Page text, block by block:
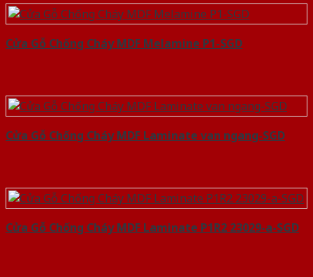
Cửa Gỗ Chống Cháy MDF Melamine P1-SGD
Cửa Gỗ Chống Cháy MDF Laminate van ngang-SGD
Cửa Gỗ Chống Cháy MDF Laminate P1R2 23029-a-SGD